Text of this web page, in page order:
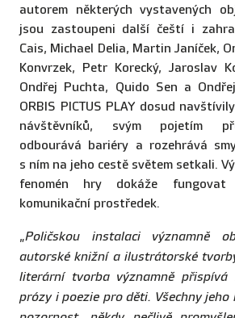
autorem některých vystavených
jsou zastoupeni další čeští i
Cais, Michael Delia, Martin Janíček,
Konvrzek, Petr Korecký, Jaroslav
Ondřej Puchta, Quido Sen a
ORBIS PICTUS PLAY dosud
návštěvníků, svým pojetím
odbourává bariéry a rozehrává
s ním na jeho cestě světem setkali.
fenomén hry dokáže fungovat
komunikační prostředek.
„Poličskou instalaci významně
autorské knižní a ilustrátorské
literární tvorba významně přispívá
prózy i poezie pro děti. Všechny